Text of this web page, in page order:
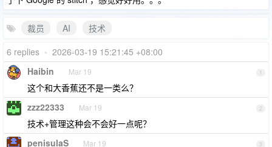
裁员 AI
技术
6 replies • 2026-03-19 15:21:45 +08:00
1
Haibin Mar 19
这个和大香蕉还不是一类么？
2
zzz22333 Mar 19
技术+管理这种会不会好一点呢？
3
penisulaS Mar 19